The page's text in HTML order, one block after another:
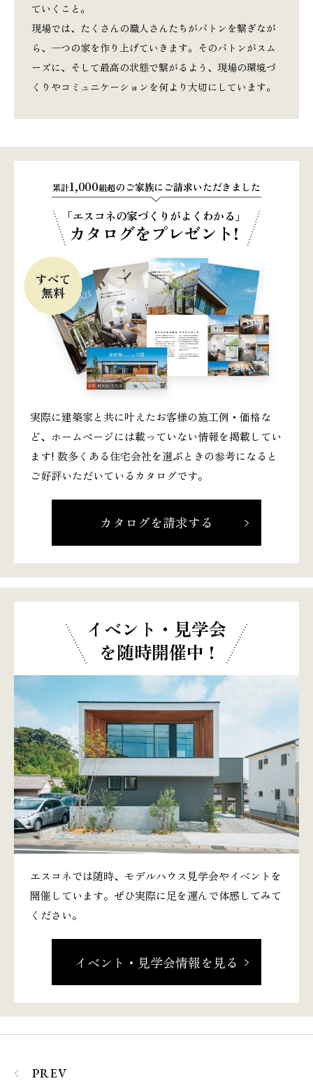
ていくこと。
現場では、たくさんの職人さんたちがバトンを繋ぎなが
ら、一つの家を作り上げていきます。そのバトンがスム
ーズに、そして最高の状態で繋がるよう、現場の環境づ
くりやコミュニケーションを何より大切にしています。
累計1,000組超のご家族にご請求いただきました
「エスコネの家づくりがよくわかる」
カタログをプレゼント!
実際に建築家と共に叶えたお客様の施工例・価格な
ど、ホームページには載っていない情報を掲載してい
ます! 数多くある住宅会社を選ぶときの参考になると
ご好評いただいているカタログです。
カタログを請求する
イベント・見学会
を随時開催中 !
エスコネでは随時、モデルハウス見学会やイベントを
開催しています。ぜひ実際に足を運んで体感してみて
ください。
イベント・見学会情報を見る
PREV